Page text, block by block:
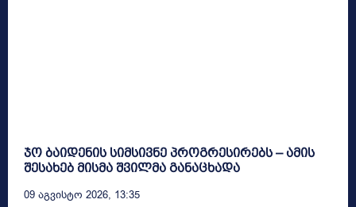
ჯო ბაიდენის სიმსივნე პროგრესირებს – ამის
შესახებ მისმა შვილმა განაცხადა
09 Აგვისტო 2026, 13:35